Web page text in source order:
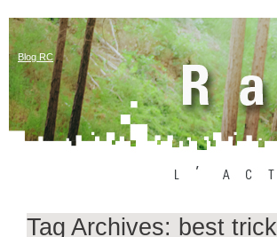
Blog RC
Tag Archives: best trick